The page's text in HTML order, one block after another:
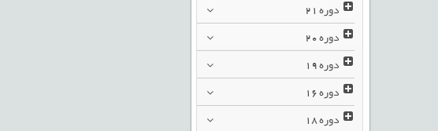
دوره
دوره
دوره
دوره
دوره